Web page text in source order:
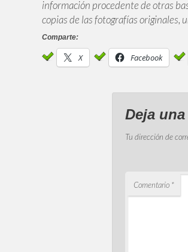
información procedente de otras
copias de las fotografías originales,
Comparte:
X Facebook
Deja
Tu dirección de
Comentario *